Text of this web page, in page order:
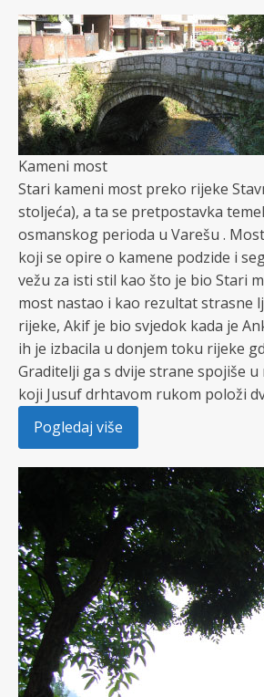
Kameni most
Stari kameni most preko rijeke
stoljeća), a ta se pretpostavka
osmanskog perioda u Varešu .
koji se opire o kamene podzide i
vežu za isti stil kao što je bio Stari
most nastao i kao rezultat strasne
rijeke, Akif je bio svjedok kada je
ih je izbacila u donjem toku rijeke
Graditelji ga s dvije strane spojiše
koji Jusuf drhtavom rukom položi
Pogledaj više